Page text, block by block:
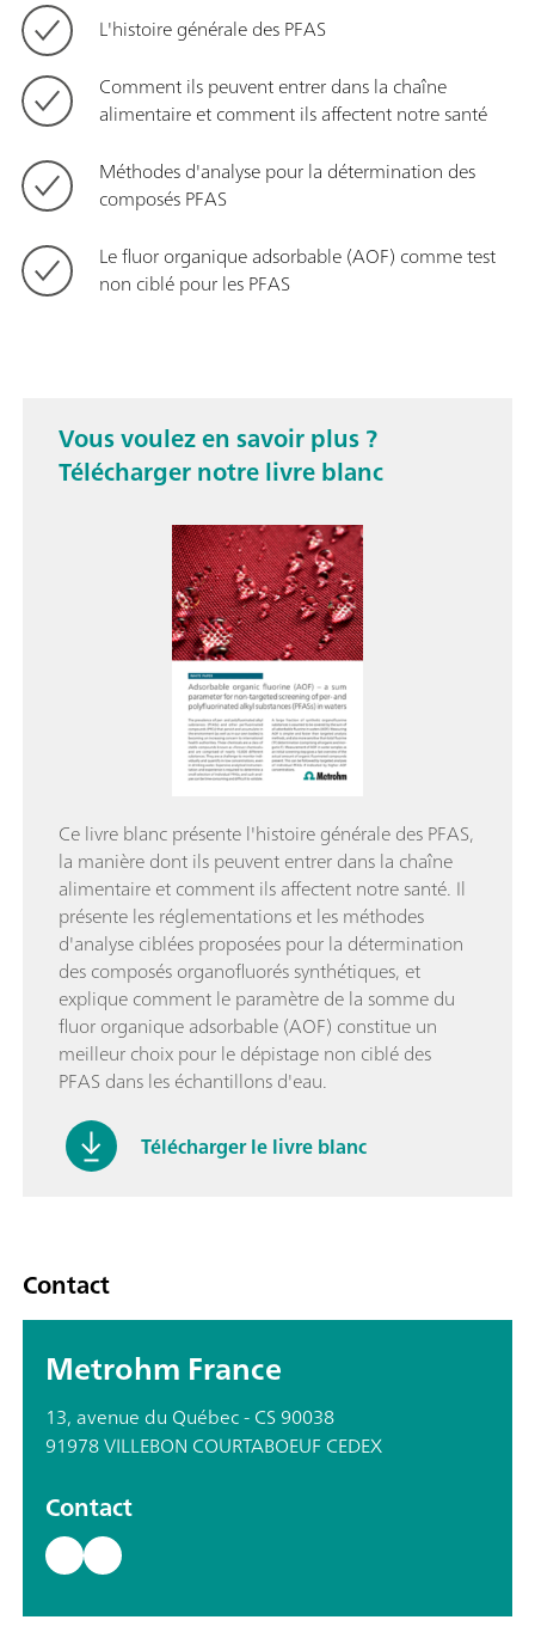
L'histoire générale des PFAS
Comment ils peuvent entrer dans la chaîne
alimentaire et comment ils affectent notre santé
Méthodes d'analyse pour la détermination des
composés PFAS
Le fluor organique adsorbable (AOF) comme test
non ciblé pour les PFAS
Vous voulez en savoir plus ?
Télécharger notre livre blanc
Ce livre blanc présente l'histoire générale des PFAS,
la manière dont ils peuvent entrer dans la chaîne
alimentaire et comment ils affectent notre santé. Il
présente les réglementations et les méthodes
d'analyse ciblées proposées pour la détermination
des composés organofluorés synthétiques, et
explique comment le paramètre de la somme du
fluor organique adsorbable (AOF) constitue un
meilleur choix pour le dépistage non ciblé des
PFAS dans les échantillons d'eau.
Télécharger le livre blanc
Contact
Metrohm France
13, avenue du Québec - CS 90038
91978 VILLEBON COURTABOEUF CEDEX
Contact